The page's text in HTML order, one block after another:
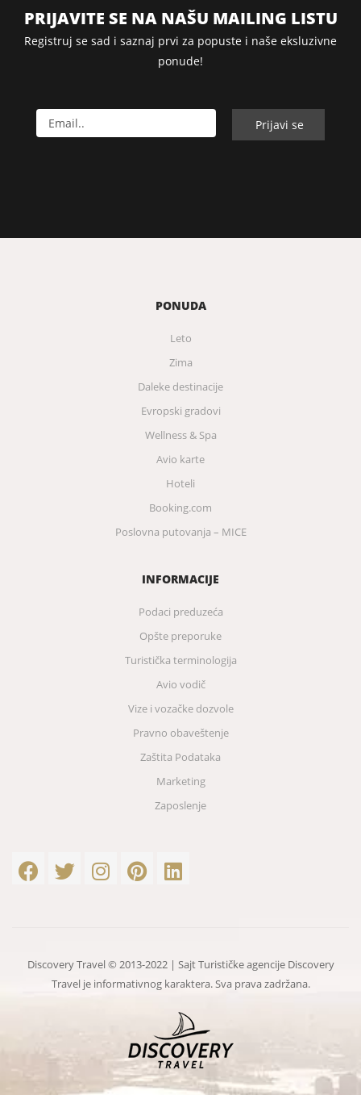
PRIJAVITE SE NA NAŠU MAILING LISTU
Registruj se sad i saznaj prvi za popuste i naše eksluzivne
ponude!
PONUDA
Leto
Zima
Daleke destinacije
Evropski gradovi
Wellness & Spa
Avio karte
Hoteli
Booking.com
Poslovna putovanja – MICE
INFORMACIJE
Podaci preduzeća
Opšte preporuke
Turistička terminologija
Avio vodič
Vize i vozačke dozvole
Pravno obaveštenje
Zaštita Podataka
Marketing
Zaposlenje
Discovery Travel © 2013-2022 | Sajt Turističke agencije Discovery
Travel je informativnog karaktera. Sva prava zadržana.